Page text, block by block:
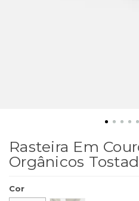
Rasteira Em
Orgânicos
Cor